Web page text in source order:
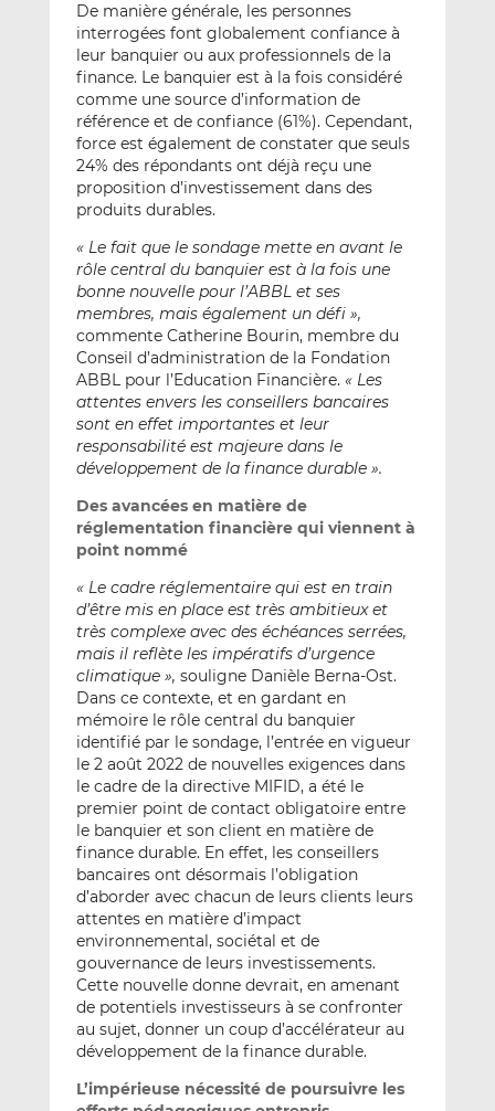
De manière générale, les personnes
interrogées font globalement confiance à
leur banquier ou aux professionnels de la
finance. Le banquier est à la fois considéré
comme une source d’information de
référence et de confiance (61%). Cependant,
force est également de constater que seuls
24% des répondants ont déjà reçu une
proposition d’investissement dans des
produits durables.
« Le fait que le sondage mette en avant le
rôle central du banquier est à la fois une
bonne nouvelle pour l’ABBL et ses
membres, mais également un défi »,
commente Catherine Bourin, membre du
Conseil d’administration de la Fondation
ABBL pour l’Education Financière. « Les
attentes envers les conseillers bancaires
sont en effet importantes et leur
responsabilité est majeure dans le
développement de la finance durable ».
Des avancées en matière de
réglementation financière qui viennent à
point nommé
« Le cadre réglementaire qui est en train
d’être mis en place est très ambitieux et
très complexe avec des échéances serrées,
mais il reflète les impératifs d’urgence
climatique », souligne Danièle Berna-Ost.
Dans ce contexte, et en gardant en
mémoire le rôle central du banquier
identifié par le sondage, l’entrée en vigueur
le 2 août 2022 de nouvelles exigences dans
le cadre de la directive MIFID, a été le
premier point de contact obligatoire entre
le banquier et son client en matière de
finance durable. En effet, les conseillers
bancaires ont désormais l’obligation
d’aborder avec chacun de leurs clients leurs
attentes en matière d’impact
environnemental, sociétal et de
gouvernance de leurs investissements.
Cette nouvelle donne devrait, en amenant
de potentiels investisseurs à se confronter
au sujet, donner un coup d’accélérateur au
développement de la finance durable.
L’impérieuse nécessité de poursuivre les